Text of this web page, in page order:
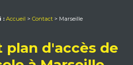
: Accueil > Contact > Marseille
plan d'accès de